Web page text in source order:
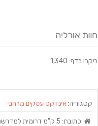
חוות אורליה
ביקרו בדף: 1,340
קטגוריה:אינדקס עסקים מרחבי
כתובת: 5 ק"מ דרומית למדרשת שדה בוקר